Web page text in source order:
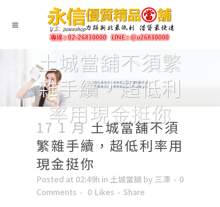
土城當舖不須繁
雜手續，超低利
率用現金挺你
17 1 月土城當舖不須
繁雜手續，超低利率用
現金挺你
Posted at 02:49h in 土城當舖 by 三澤
0
Comments
0 Likes
Share